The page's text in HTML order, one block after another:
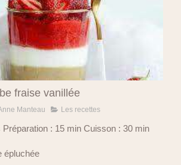
fraise vanillée
Manteau Les recettes
Préparation : 15 min Cuisson : 30 min
épluchée